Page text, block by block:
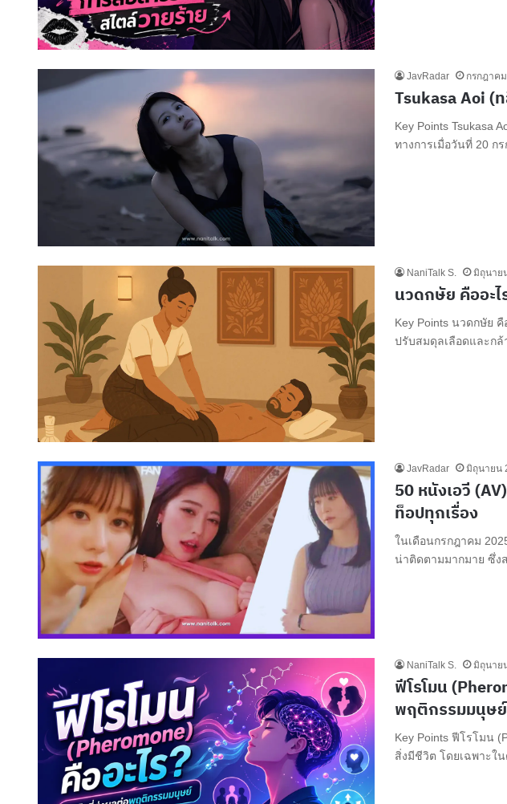
JavRadar กรกฎาค
Tsukasa Aoi (
Key Points Tsukasa
ทางการเมื่อวันที่ 20 ก
NaniTalk S. มิถุนาย
นวดกษัย คืออะไ
Key Points นวดกษัย
ปรับสมดุลเลือดและกล้
JavRadar มิถุนายน
50 หนังเอวี
ท็อปทุกเรื่อง
ในเดือนกรกฎาคม
น่าติดตามมากมาย ซึ่ง
NaniTalk S. มิถุนาย
ฟีโรโมน
พฤติกรรมมนุษย์
Key Points ฟีโรโมน
สิ่งมีชีวิต โดยเฉพาะใ